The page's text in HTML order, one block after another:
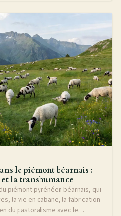
le piémont béarnais :
et la transhumance
piémont pyrénéen béarnais, qui
la vie en cabane, la fabrication
du pastoralisme avec le